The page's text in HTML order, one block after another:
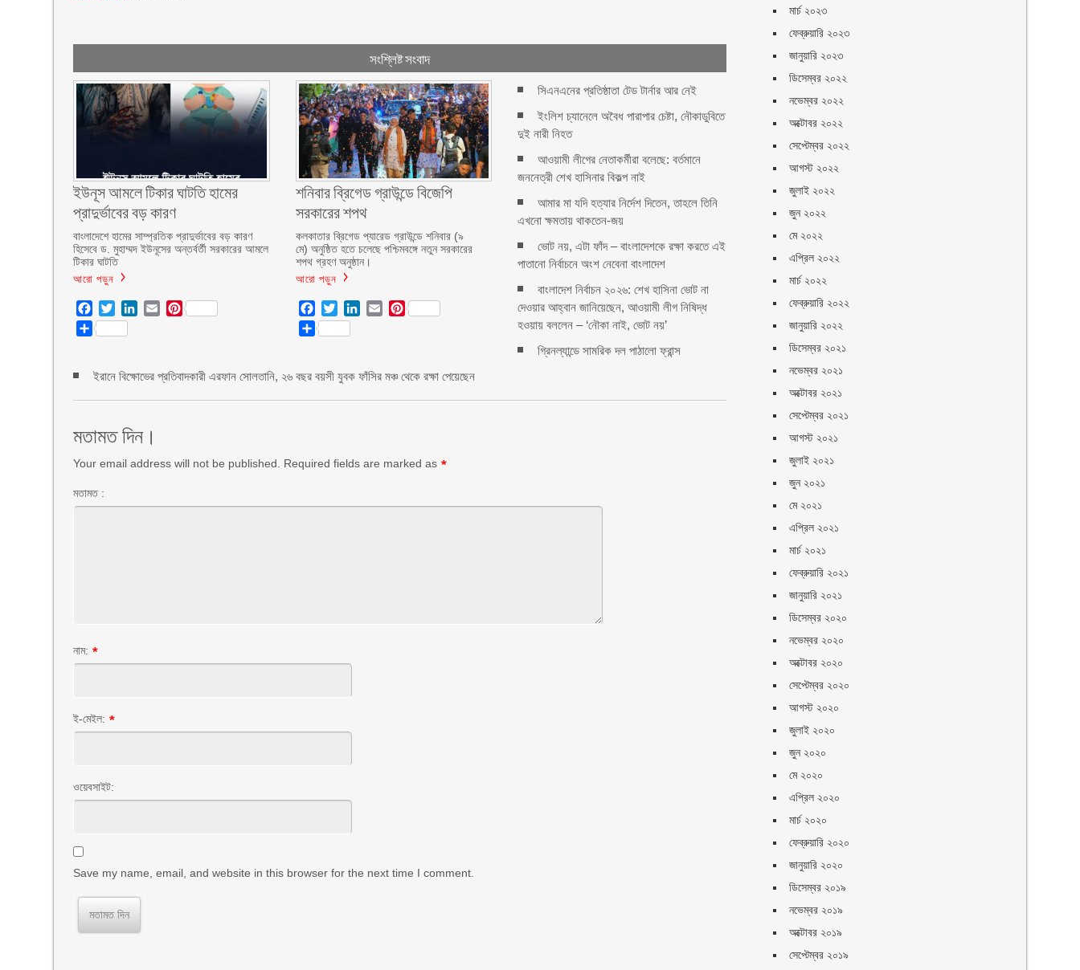
সংশ্লিষ্ট সংবাদ
ইউনূস আমলে টিকার ঘাটতি হামের
প্রাদুর্ভাবের বড় কারণ
বাংলাদেশে হামের সাম্প্রতিক প্রাদুর্ভাবের বড় কারণ
হিসেবে ড. মুহাম্মদ ইউনূসের অন্তর্বর্তী সরকারের আমলে
টিকার ঘাটতি
আরো পড়ুন
Facebook
TwitterLinkedIn
EmailPinterest
Share
শনিবার ব্রিগেড গ্রাউন্ডে বিজেপি
সরকারের শপথ
কলকাতার ব্রিগেড প্যারেড গ্রাউন্ডে শনিবার (৯
মে) অনুষ্ঠিত হতে চলেছে পশ্চিমবঙ্গে নতুন সরকারের
শপথ গ্রহণ অনুষ্ঠান।
আরো পড়ুন
Facebook
TwitterLinkedIn
EmailPinterest
Share
সিএনএনের প্রতিষ্ঠাতা টেড টার্নার আর নেই
ইংলিশ চ্যানেলে অবৈধ পারাপার চেষ্টা, নৌকাডুবিতে
দুই নারী নিহত
আওয়ামী লীগের নেতাকর্মীরা বলেছে: বর্তমানে
জননেত্রী শেখ হাসিনার বিকল্প নাই
আমার মা যদি হত্যার নির্দেশ দিতেন, তাহলে তিনি
এখনো ক্ষমতায় থাকতেন-জয়
ভোট নয়, এটা ফাঁদ – বাংলাদেশকে রক্ষা করতে এই
পাতানো নির্বাচনে অংশ নেবেনা বাংলাদেশ
বাংলাদেশ নির্বাচন ২০২৬: শেখ হাসিনা ভোট না
দেওয়ার আহ্বান জানিয়েছেন, আওয়ামী লীগ নিষিদ্ধ
হওয়ায় বললেন – ‘নৌকা নাই, ভোট নয়’
গ্রিনল্যান্ডে সামরিক দল পাঠালো ফ্রান্স
ইরানে বিক্ষোভের প্রতিবাদকারী এরফান সোলতানি, ২৬ বছর বয়সী যুবক ফাঁসির মঞ্চ থেকে রক্ষা পেয়েছেন
মতামত দিন।
Your email address will not be published. Required fields are marked as *
মতামত :
নাম: *
ই-মেইল: *
ওয়েবসাইট:
Save my name, email, and website in this browser for the next time I comment.
মার্চ ২০২৩
ফেব্রুয়ারি ২০২৩
জানুয়ারি ২০২৩
ডিসেম্বর ২০২২
নভেম্বর ২০২২
অক্টোবর ২০২২
সেপ্টেম্বর ২০২২
আগস্ট ২০২২
জুলাই ২০২২
জুন ২০২২
মে ২০২২
এপ্রিল ২০২২
মার্চ ২০২২
ফেব্রুয়ারি ২০২২
জানুয়ারি ২০২২
ডিসেম্বর ২০২১
নভেম্বর ২০২১
অক্টোবর ২০২১
সেপ্টেম্বর ২০২১
আগস্ট ২০২১
জুলাই ২০২১
জুন ২০২১
মে ২০২১
এপ্রিল ২০২১
মার্চ ২০২১
ফেব্রুয়ারি ২০২১
জানুয়ারি ২০২১
ডিসেম্বর ২০২০
নভেম্বর ২০২০
অক্টোবর ২০২০
সেপ্টেম্বর ২০২০
আগস্ট ২০২০
জুলাই ২০২০
জুন ২০২০
মে ২০২০
এপ্রিল ২০২০
মার্চ ২০২০
ফেব্রুয়ারি ২০২০
জানুয়ারি ২০২০
ডিসেম্বর ২০১৯
নভেম্বর ২০১৯
অক্টোবর ২০১৯
সেপ্টেম্বর ২০১৯